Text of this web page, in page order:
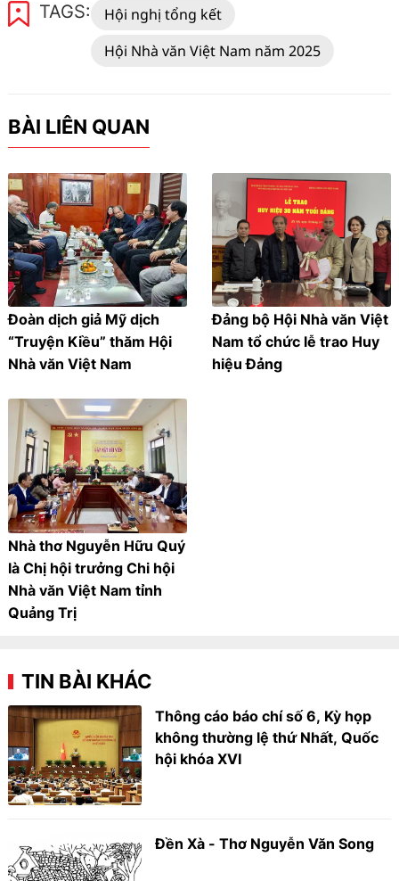
TAGS:
Hội nghị tổng kết
Hội Nhà văn Việt Nam năm 2025
BÀI LIÊN QUAN
Đoàn dịch giả Mỹ dịch
“Truyện Kiều” thăm Hội
Nhà văn Việt Nam
Đảng bộ Hội Nhà văn Việt
Nam tổ chức lễ trao Huy
hiệu Đảng
Nhà thơ Nguyễn Hữu Quý
là Chị hội trưởng Chi hội
Nhà văn Việt Nam tỉnh
Quảng Trị
TIN BÀI KHÁC
Thông cáo báo chí số 6, Kỳ họp
không thường lệ thứ Nhất, Quốc
hội khóa XVI
Đền Xà - Thơ Nguyễn Văn Song